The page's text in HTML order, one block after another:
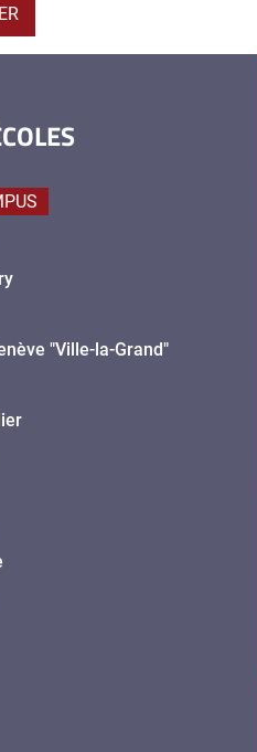
"Ville-la-Grand"